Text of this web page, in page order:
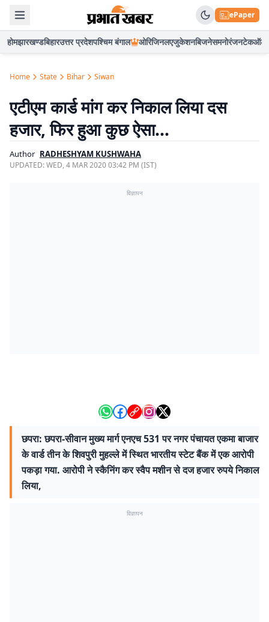
ePaper
होमझारखण्डबिहारउत्तर प्रदेशपश्चिम बंगाल ओरिजिनलएजुकेशनबिजनेसमनोरंजनटेकऑटो
Home State Bihar Siwan
एटीएम कार्ड मांग कर निकाल लिया दस
हजार, फिर हुआ कुछ ऐसा…
Author RADHESHYAM KUSHWAHA
UPDATED:WED, 4 MAR 2020 03:42 PM (IST)
विज्ञापन
छपरा: छपरा-सीवान मुख्य मार्ग एनएच 531 पर नगर पंचायत एकमा बाजार
के वार्ड तीन के शिवपुरी मुहल्ले में स्थित भारतीय स्टेट बैंक में एक आरोपी
पकड़ा गया. आरोपी ने स्कैनिंग कर स्वैप मशीन से दज हजार रुपये निकाल
लिया,
विज्ञापन